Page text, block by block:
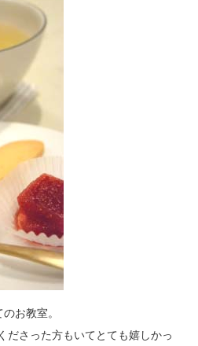
お教室。
ださった方もいてとても嬉しかっ